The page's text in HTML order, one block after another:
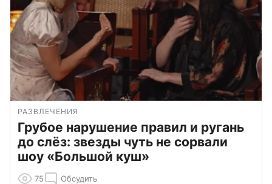
РАЗВЛЕЧЕНИЯ
Грубое нарушение правил и ругань
до слёз: звезды чуть не сорвали
шоу «Большой куш»
75 Обсудить